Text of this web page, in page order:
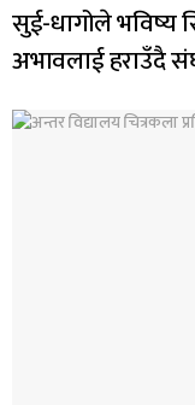
सुई-धागोले भविष्य
अभावलाई हराउँदै